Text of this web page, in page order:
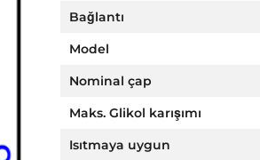
Bağlantı
Model
Nominal çap
Maks. Glikol karışımı
Isıtmaya uygun